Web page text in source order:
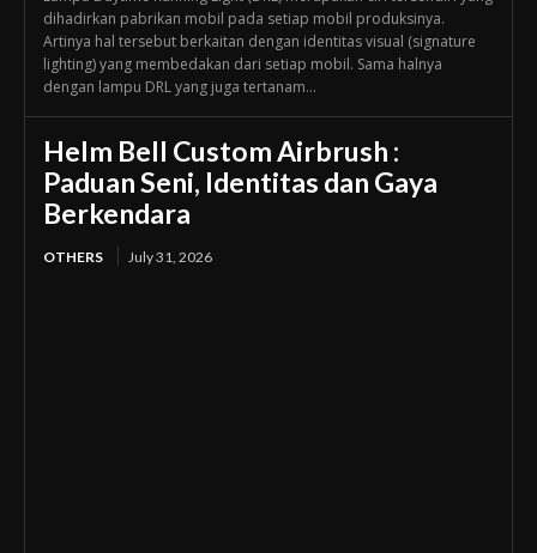
dihadirkan pabrikan mobil pada setiap mobil produksinya.
Artinya hal tersebut berkaitan dengan identitas visual (signature
lighting) yang membedakan dari setiap mobil. Sama halnya
dengan lampu DRL yang juga tertanam...
Helm Bell Custom Airbrush :
Paduan Seni, Identitas dan Gaya
Berkendara
OTHERS July 31, 2026